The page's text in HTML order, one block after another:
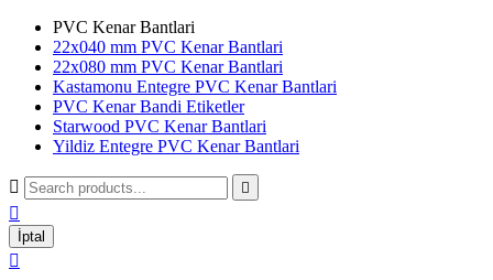
PVC Kenar Bantlari
22x040 mm PVC Kenar Bantlari
22x080 mm PVC Kenar Bantlari
Kastamonu Entegre PVC Kenar Bantlari
PVC Kenar Bandi Etiketler
Starwood PVC Kenar Bantlari
Yildiz Entegre PVC Kenar Bantlari
 

İptal
